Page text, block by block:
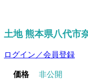
土地 熊本県八代市
ログイン／会員登録
価格
非公開